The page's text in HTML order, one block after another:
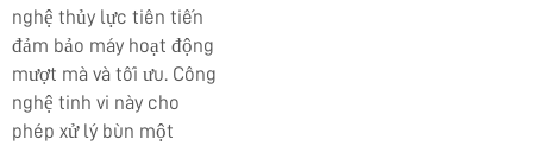
nghệ thủy lực tiên tiến
đảm bảo máy hoạt động
mượt mà và tối ưu. Công
nghệ tinh vi này cho
phép xử lý bùn một